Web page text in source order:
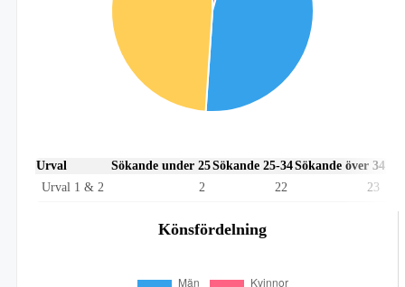
Urval Sökande under 25Sökande 25-34Sökande över 34
Urval 1 & 2
2 22 23
Könsfördelning